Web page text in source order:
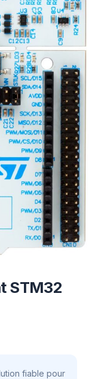
STM32
fiable pour